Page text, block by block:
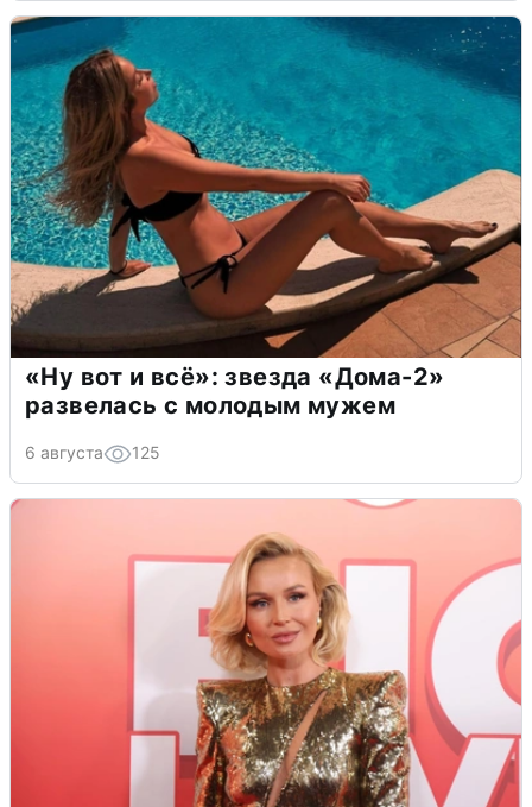
«Ну вот и всё»: звезда «Дома-2»
развелась с молодым мужем
6 августа 125